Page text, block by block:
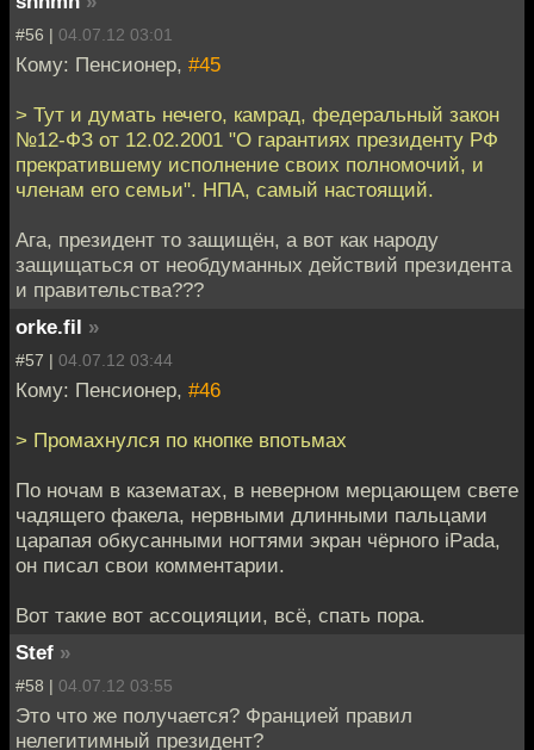
#56 | 04.07.12 03:01
Кому: Пенсионер, #45
> Тут и думать нечего, камрад, федеральный закон
№12-ФЗ от 12.02.2001 "О гарантиях президенту РФ
прекратившему исполнение своих полномочий, и
членам его семьи". НПА, самый настоящий.
Ага, президент то защищён, а вот как народу
защищаться от необдуманных действий президента
и правительства???
orke.fil »
#57 | 04.07.12 03:44
Кому: Пенсионер, #46
> Промахнулся по кнопке впотьмах
По ночам в казематах, в неверном мерцающем свете
чадящего факела, нервными длинными пальцами
царапая обкусанными ногтями экран чёрного iPadа,
он писал свои комментарии.
Вот такие вот ассоцияции, всё, спать пора.
Stef »
#58 | 04.07.12 03:55
Это что же получается? Францией правил
нелегитимный президент?